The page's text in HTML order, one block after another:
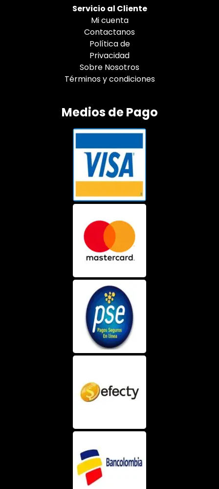
Servicio al Cliente
Mi cuenta
Contactanos
Política de
Privacidad
Sobre Nosotros
Términos y condiciones
Medios de Pago